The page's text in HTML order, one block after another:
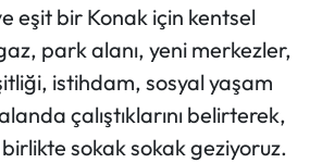
eşit bir Konak için kentsel
park alanı, yeni merkezler,
istihdam, sosyal yaşam
çalıştıklarını belirterek,
sokak sokak geziyoruz.